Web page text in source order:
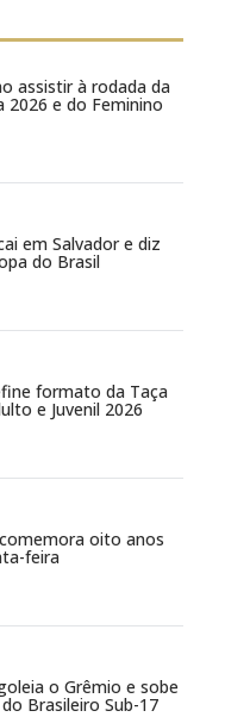
assistir à rodada da
2026 e do Feminino
em Salvador e diz
do Brasil
formato da Taça
e Juvenil 2026
oito anos
feira
o Grêmio e sobe
Brasileiro Sub-17